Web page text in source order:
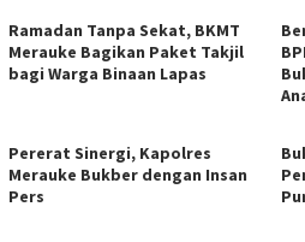
Ramadan Tanpa Sekat, BKMT
Merauke Bagikan Paket Takjil
bagi Warga Binaan Lapas
​Pererat Sinergi, Kapolres
Merauke Bukber dengan Insan
Pers